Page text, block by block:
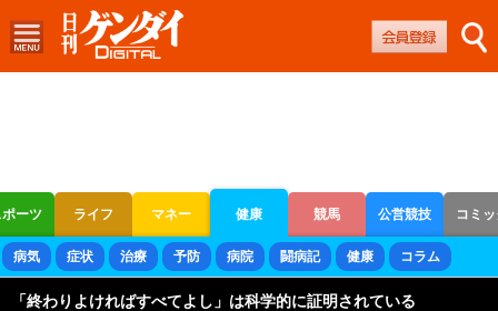
ーツ ライフ マネー 健康 競馬 公営競技 コミ
ボートレース 競輪 オートレース
病気 症状 治療 予防 病院 闘病記 健康 コラム
「終わりよければすべてよし」は科学的に証明されている